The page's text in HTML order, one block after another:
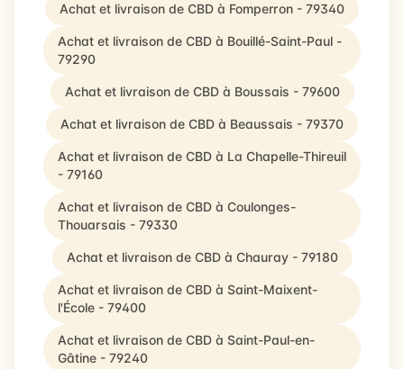
Achat et livraison de CBD à Fomperron - 79340
Achat et livraison de CBD à Bouillé-Saint-Paul -
79290
Achat et livraison de CBD à Boussais - 79600
Achat et livraison de CBD à Beaussais - 79370
Achat et livraison de CBD à La Chapelle-Thireuil
- 79160
Achat et livraison de CBD à Coulonges-
Thouarsais - 79330
Achat et livraison de CBD à Chauray - 79180
Achat et livraison de CBD à Saint-Maixent-
l'École - 79400
Achat et livraison de CBD à Saint-Paul-en-
Gâtine - 79240